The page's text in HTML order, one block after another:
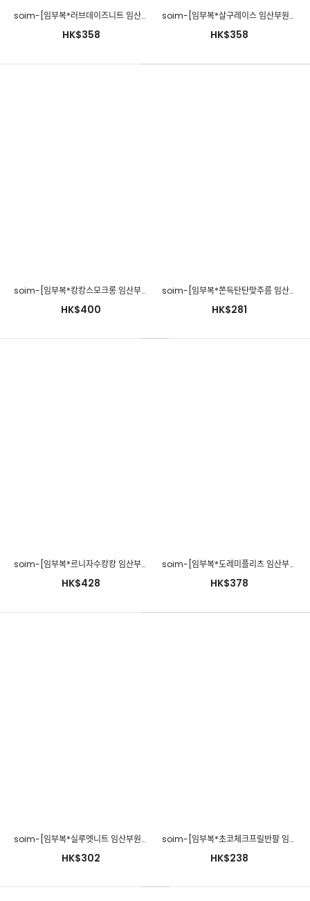
soim-[임부복*러브데이즈니트 임산부원피스]♡韓國孕婦裝連身裙
HK$358
soim-[임부복*살구레이스 임산부원피스]♡韓國孕婦裝連身裙
HK$358
soim-[임부복*캉캉스모크롱 임산부원피스]♡韓國孕婦裝連身裙
HK$400
soim-[임부복*쫀득탄탄맞주름 임산부원피스]♡韓國孕婦裝連身裙
HK$281
soim-[임부복*르니자수캉캉 임산부원피스]♡韓國孕婦裝連身裙
HK$428
soim-[임부복*도레미플리츠 임산부원피스]♡韓國孕婦裝連身裙
HK$378
soim-[임부복*실루엣니트 임산부원피스]♡韓國孕婦裝連身裙
HK$302
soim-[임부복*초코체크프릴반팔 임산부원피스]♡韓國孕婦裝連身裙
HK$238